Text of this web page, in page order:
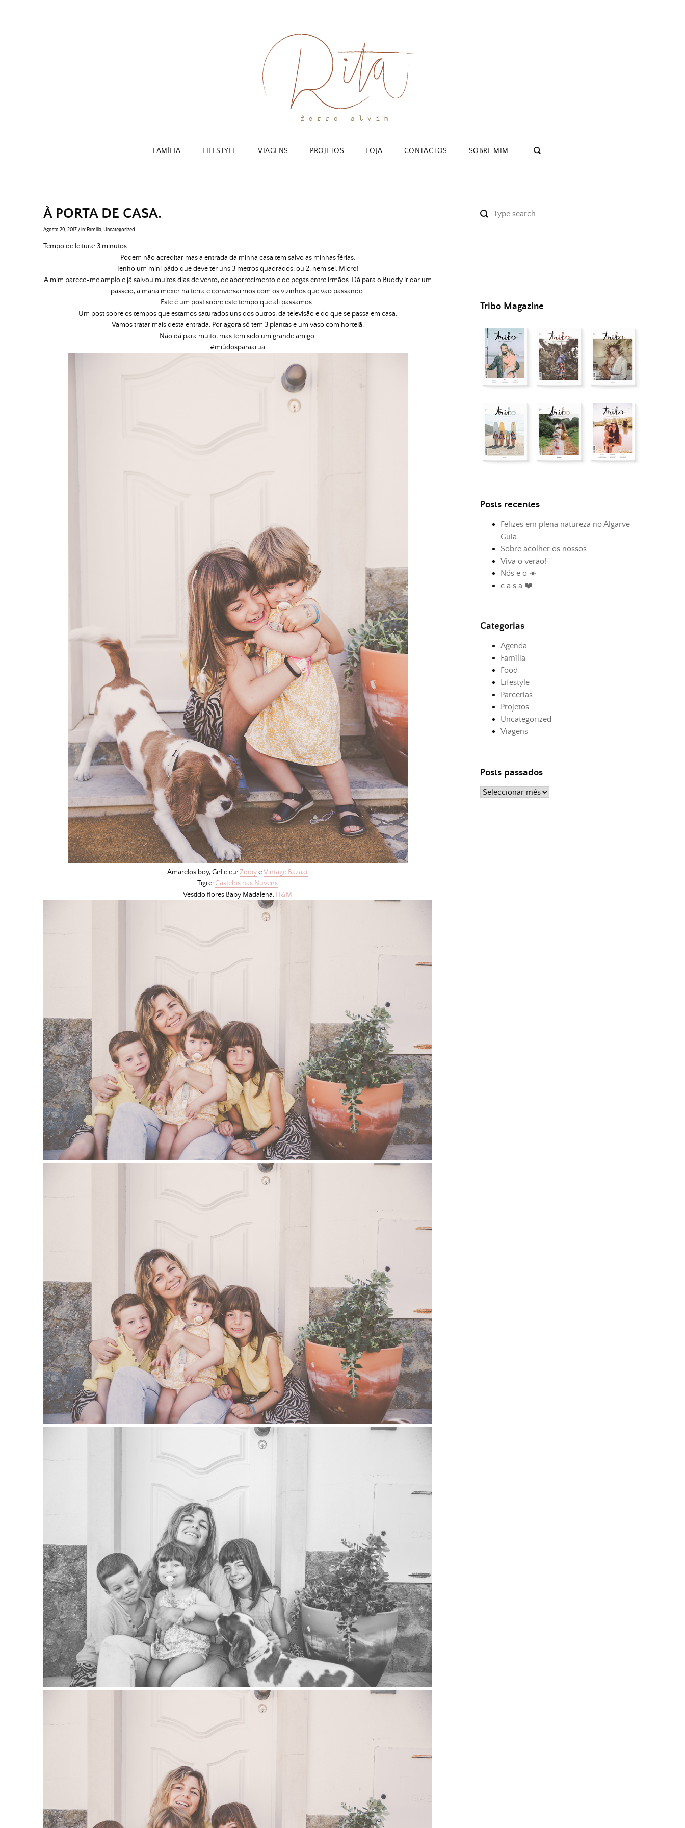
FAMÍLIA LIFESTYLE VIAGENS PROJETOS LOJA CONTACTOS SOBRE MIM
À PORTA DE CASA.
Agosto 29, 2017/in: Família, Uncategorized
Tempo de leitura:3 minutos
Podem não acreditar mas a entrada da minha casa tem salvo as minhas férias.
Tenho um mini pátio que deve ter uns 3 metros quadrados, ou 2, nem sei. Micro!
A mim parece-me amplo e já salvou muitos dias de vento, de aborrecimento e de pegas entre irmãos. Dá para o Buddy ir dar um
passeio, a mana mexer na terra e conversarmos com os vizinhos que vão passando.
Este é um post sobre este tempo que ali passamos.
Um post sobre os tempos que estamos saturados uns dos outros, da televisão e do que se passa em casa.
Vamos tratar mais desta entrada. Por agora só tem 3 plantas e um vaso com hortelã.
Não dá para muito, mas tem sido um grande amigo.
#miúdosparaarua
Amarelos boy, Girl e eu:ZippyeVintage Bazaar
Tigre: Castelos nas Nuvens
Vestido flores Baby Madalena: H&M
Tribo Magazine
Posts recentes
Felizes em plena natureza no Algarve –
Guia
Sobre acolher os nossos
Viva o verão!
Nós e o ☀️
c a s a ❤️
Categorias
Agenda
Família
Food
Lifestyle
Parcerias
Projetos
Uncategorized
Viagens
Posts passados
Posts